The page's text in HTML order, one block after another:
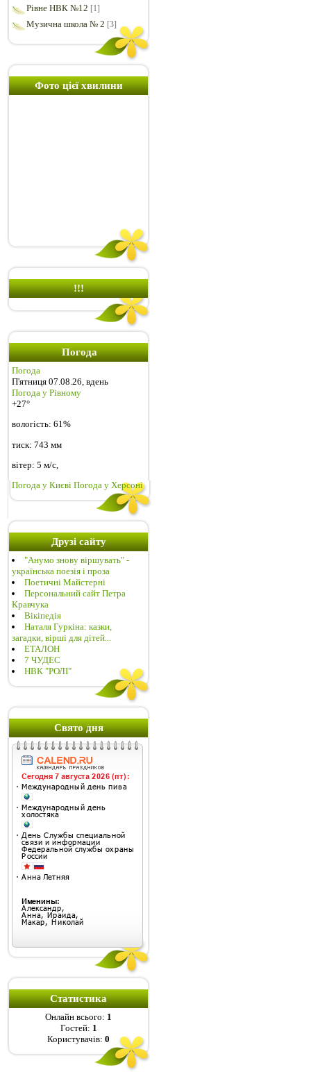
Рівне НВК №12 [1]
Музична школа № 2 [3]
Фото цієї хвилини
!!!
Погода
Погода
П'ятниця 07.08.26, вдень
Погода у Рівному
+27°
вологість: 61%
тиск: 743 мм
вітер: 5 м/с,
Погода у Києві Погода у Херсоні
Друзі сайту
"Анумо знову віршувать" -
українська поезія і проза
Поетичні Майстерні
Персональний сайт Петра
Кравчука
Вікіпедія
Наталя Гуркіна: казки,
загадки, вірші для дітей...
ЕТАЛОН
7 ЧУДЕС
НВК "РОЛІ"
Свято дня
Статистика
Онлайн всього: 1
Гостей: 1
Користувачів: 0